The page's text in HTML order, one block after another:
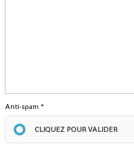
Anti-spam
CLIQUEZ POUR VALIDER